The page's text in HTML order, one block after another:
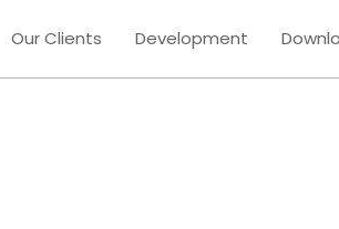
Our Clients Development